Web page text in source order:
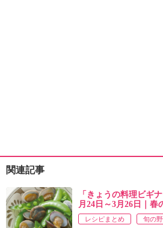
関連記事
「きょうの料理ビギ
月24日～3月26日｜春
レシピまとめ 旬の